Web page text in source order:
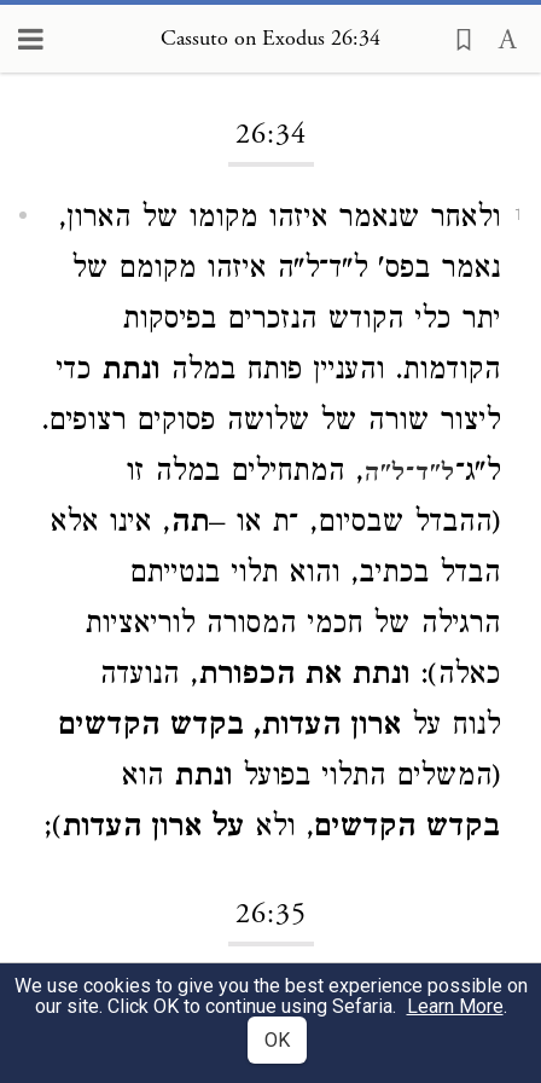
Cassuto on Exodus 26:34
26:34
1
ולאחר שנאמר איזהו מקומו של הארון,
נאמר בפס' ל"ד־ל"ה איזהו מקומם של
יתר כלי הקודש הנזכרים בפיסקות
הקודמות. והעניין פותח במלה ונתת כדי
ליצור שורה של שלושה פסוקים רצופים.
ל"ג־ל"ד־ל"ה, המתחילים במלה זו
(ההבדל שבסיום, ־ת או –תה, אינו אלא
הבדל בכתיב, והוא תלוי בנטייתם
הרגילה של חכמי המסורה לוריאציות
כאלה): ונתת את הכפורת, הנועדה
לנוח על ארון העדות, בקדש הקדשים
(המשלים התלוי בפועל ונתת הוא
בקדש הקדשים, ולא על ארון העדות);
26:35
1 ושמת את השלחן מחוץ לפרוכת,
המנורה נכח השלחן על
We use cookies to give you the best experience possible on
our site. Click OK to continue using Sefaria. Learn More.
OK